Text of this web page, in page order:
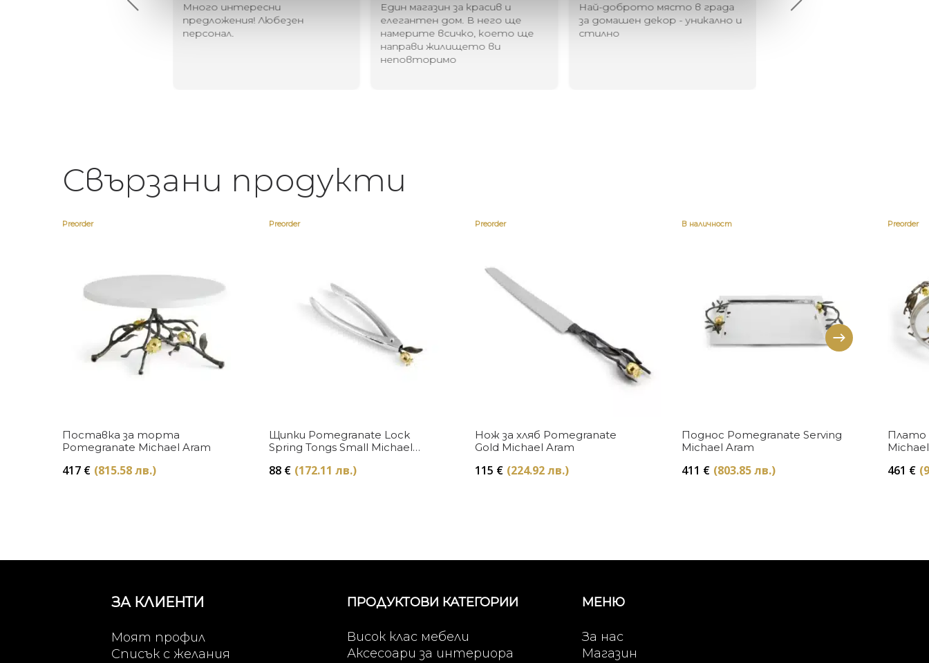
Много интересни
предложения! Любезен
персонал.
Един магазин за красив и
елегантен дом. В него ще
намерите всичко, което ще
направи жилището ви
неповторимо
Най-доброто място в града
за домашен декор - уникално и
стилно
Хареса ми
Свързани продукти
Preorder
Купи
Поставка за торта
Pomegranate Michael Aram
417 € (815.58 лв.)
Preorder
Купи
Щипки Pomegranate Lock
Spring Tongs Small Michael
88 € (172.11 лв.)
Preorder
Купи
Нож за хляб Pomegranate
Gold Michael Aram
115 € (224.92 лв.)
В наличност
Купи
Поднос Pomegranate Serving
Michael Aram
411 € (803.85 лв.)
Preorder
Плато
461 €
ЗА КЛИЕНТИ
Моят профил
Списък с желания
ПРОДУКТОВИ КАТЕГОРИИ
Висок клас мебели
Аксесоари за интериора
МЕНЮ
За нас
Магазин